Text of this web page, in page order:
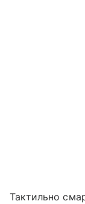
Тактильно